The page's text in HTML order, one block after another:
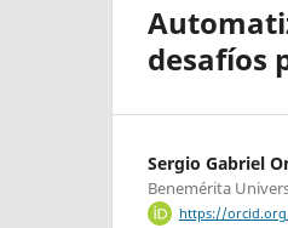
desafíos
Sergio Gabriel
Benemérita
https://orcid.org/